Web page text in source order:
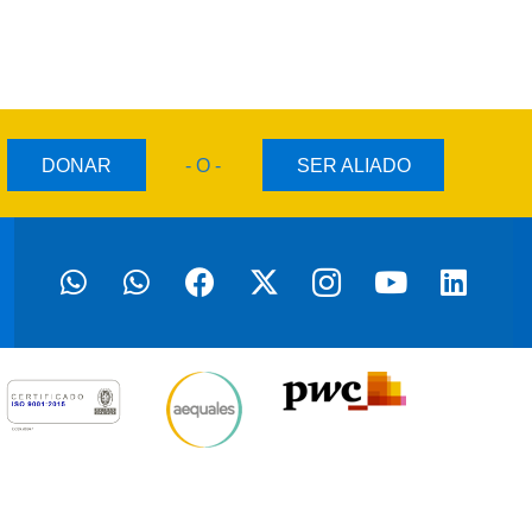
DONAR - O - SER ALIADO